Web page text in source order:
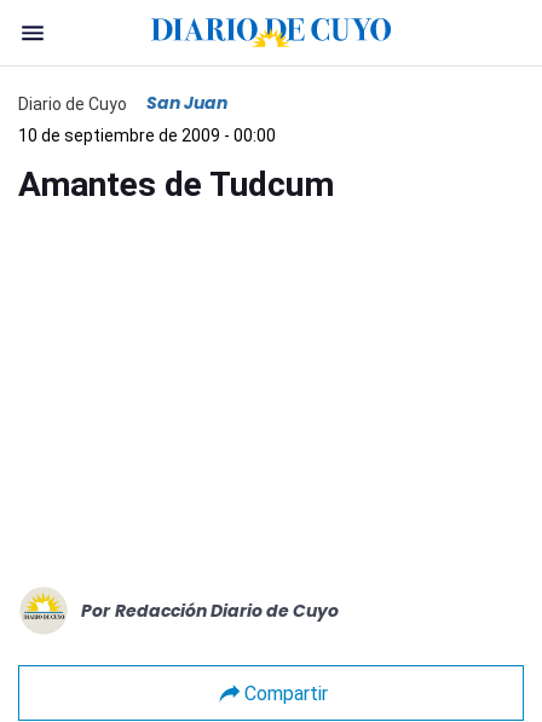
Diario de Cuyo San Juan
10 de septiembre de 2009 - 00:00
Amantes de Tudcum
Por Redacción Diario de Cuyo
Compartir